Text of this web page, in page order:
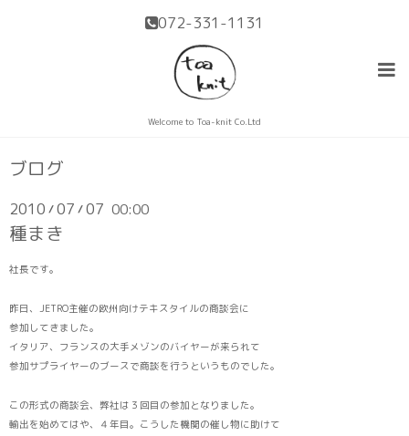
072-331-1131
Welcome to Toa-knit Co.Ltd
ブログ
2010 /07 /07 00:00
種まき
社長です。
昨日、JETRO主催の欧州向けテキスタイルの商談会に
参加してきました。
イタリア、フランスの大手メゾンのバイヤーが来られて
参加サプライヤーのブースで商談を行うというものでした。
この形式の商談会、弊社は３回目の参加となりました。
輸出を始めてはや、４年目。こうした機関の催し物に助けて